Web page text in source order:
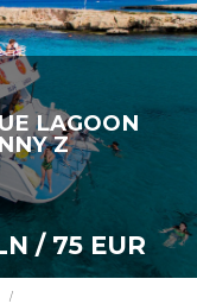
LAGOON
Z
/ 75 EUR
/